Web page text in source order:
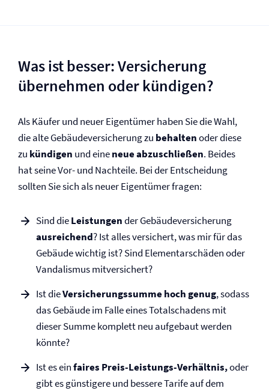
Was ist besser: Versicherung
übernehmen oder kündigen?
Als Käufer und neuer Eigentümer haben Sie die Wahl,
die alte Gebäude­versicherung zu behaltenoder diese
zu kündigen und eineneue abzuschließen. Beides
hat seine Vor- und Nachteile. Bei der Entscheidung
sollten Sie sich als neuer Eigentümer fragen:
Sind dieLeistungender Gebäude­versicherung
ausreichend? Ist alles versichert, was mir für das
Gebäude wichtig ist? Sind Elementarschäden oder
Vandalismus mitversichert?
Ist dieVersicherungssummehoch genug, sodass
das Gebäude im Falle eines Totalschadens mit
dieser Summe komplett neu aufgebaut werden
könnte?
Ist es einfaires Preis-Leistungs-Verhältnis,oder
gibt es günstigere und bessere Tarife auf dem